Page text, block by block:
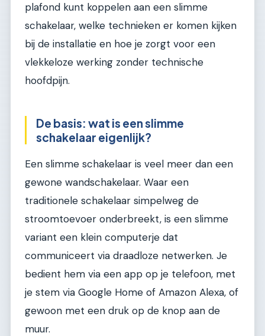
plafond kunt koppelen aan een slimme
schakelaar, welke technieken er komen kijken
bij de installatie en hoe je zorgt voor een
vlekkeloze werking zonder technische
hoofdpijn.
De basis: wat is een slimme
schakelaar eigenlijk?
Een slimme schakelaar is veel meer dan een
gewone wandschakelaar. Waar een
traditionele schakelaar simpelweg de
stroomtoevoer onderbreekt, is een slimme
variant een klein computerje dat
communiceert via draadloze netwerken. Je
bedient hem via een app op je telefoon, met
je stem via Google Home of Amazon Alexa, of
gewoon met een druk op de knop aan de
muur.